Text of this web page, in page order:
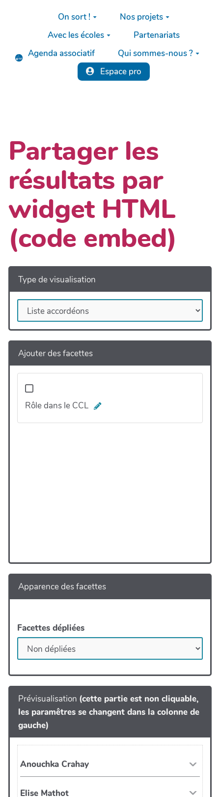
Aller au contenu principal
On sort !
Nos projets
Avec les écoles
Partenariats
Agenda associatif
Qui sommes-nous ?
Espace pro
Partager les
résultats par
widget HTML
(code embed)
Type de visualisation
Ajouter des facettes
Rôle dans le CCL
Apparence des facettes
Facettes dépliées
Prévisualisation (cette partie est non cliquable,
les paramêtres se changent dans la colonne de
gauche)